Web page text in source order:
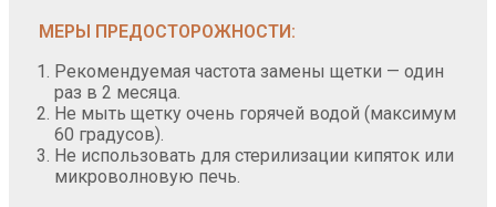
МЕРЫ ПРЕДОСТОРОЖНОСТИ:
Рекомендуемая частота замены щетки — один
раз в 2 месяца.
Не мыть щетку очень горячей водой (максимум
60 градусов).
Не использовать для стерилизации кипяток или
микроволновую печь.